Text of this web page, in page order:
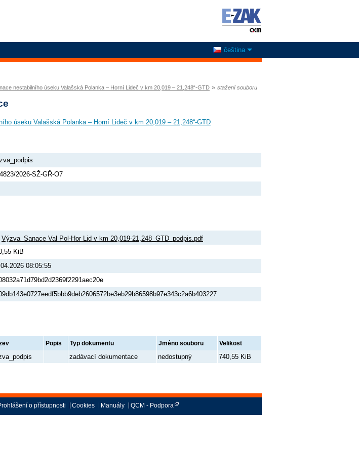
čeština
nestabilního úseku Valašská Polanka – Horní Lideč v km 20,019 – 21,248“-GTD » stažení souboru
úseku Valašská Polanka – Horní Lideč v km 20,019 – 21,248“-GTD
2026-SŽ-GŘ-O7
Výzva_Sanace Val Pol-Hor Lid v km 20,019-21,248_GTD_podpis.pdf
KiB
08:05:55
Popis Typ dokumentu Jméno souboru Velikost
zadávací dokumentace nedostupný 740,55 KiB
o přístupnosti Cookies Manuály QCM - Podpora